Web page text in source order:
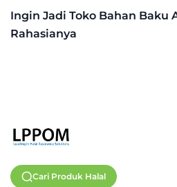
Ingin Jadi Toko Bahan Baku
Rahasianya
Cari Produk Halal